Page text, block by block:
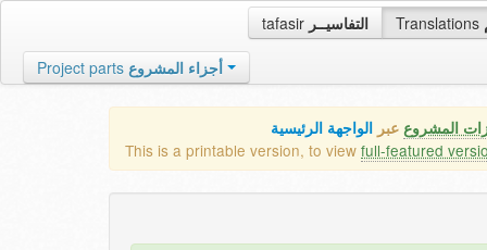
tafasir التفاسيــر Translations
Project parts أجزاء المشروع
المشروع عبر الواجهة الرئيسية
This is a printable version, to view full-featured